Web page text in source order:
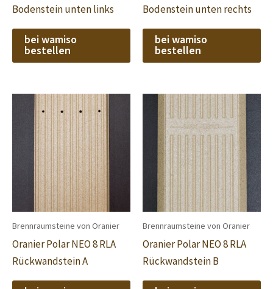
Bodenstein unten links
bei wamiso
bestellen
Bodenstein unten rechts
bei wamiso
bestellen
Brennraumsteine von Oranier
Oranier Polar NEO 8 RLA
Rückwandstein A
Brennraumsteine von Oranier
Oranier Polar NEO 8 RLA
Rückwandstein B